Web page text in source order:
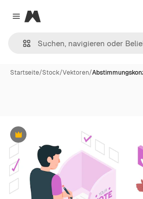
Close menu
Magnific
Startseite/Stock/Vektoren/
Premium